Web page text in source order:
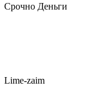
Срочно Деньги
Lime-zaim